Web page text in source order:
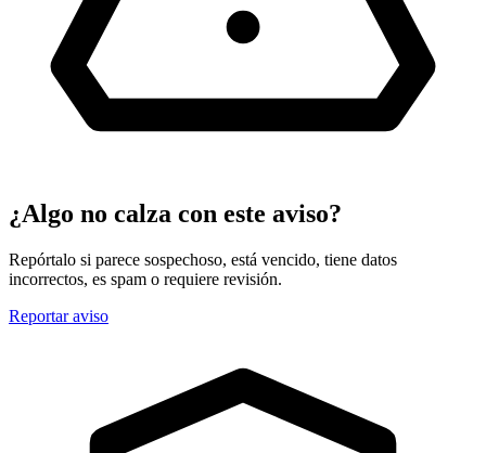
¿Algo no calza con este aviso?
Repórtalo si parece sospechoso, está vencido, tiene datos
incorrectos, es spam o requiere revisión.
Reportar aviso